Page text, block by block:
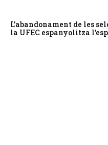
L’abandonament de les
la UFEC espanyolitza